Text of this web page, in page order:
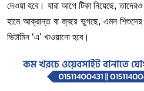
দেওয়া হবে। যারা আগে টিকা নিয়েছে,তাদেরও
হামে আক্রান্ত বা জ্বরে ভুগছে, এমন শিশুদের
ভিটামিন‘এ’ খাওয়ানো হবে।